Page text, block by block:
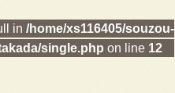
in /home/xs116405/souzou-
single.php on line 12